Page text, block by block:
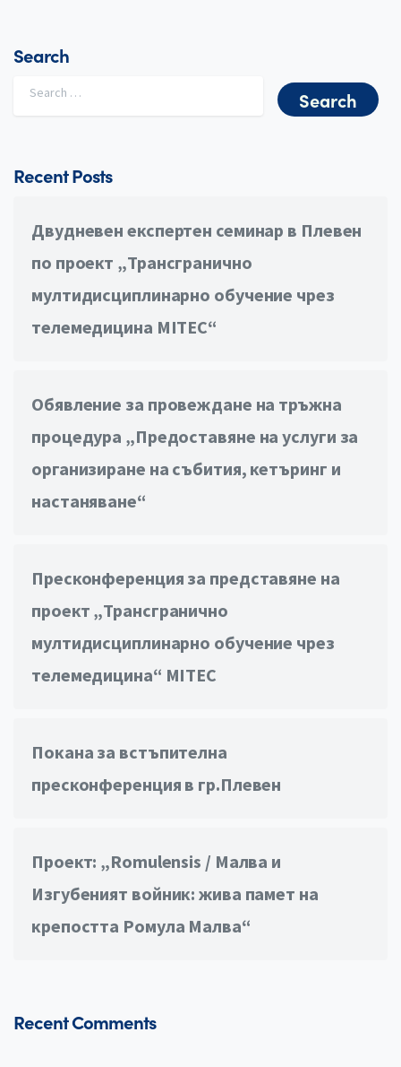
Search
Search for:
Recent Posts
Двудневен експертен семинар в Плевен
по проект „Трансгранично
мултидисциплинарно обучение чрез
телемедицина MITEC“
Обявление за провеждане на тръжна
процедура „Предоставяне на услуги за
организиране на събития, кетъринг и
настаняване“
Пресконференция за представяне на
проект „Трансгранично
мултидисциплинарно обучение чрез
телемедицина“ MITEC
Покана за встъпителна
пресконференция в гр.Плевен
Проект: „Romulensis / Малва и
Изгубеният войник: жива памет на
крепостта Ромула Малва“
Recent Comments